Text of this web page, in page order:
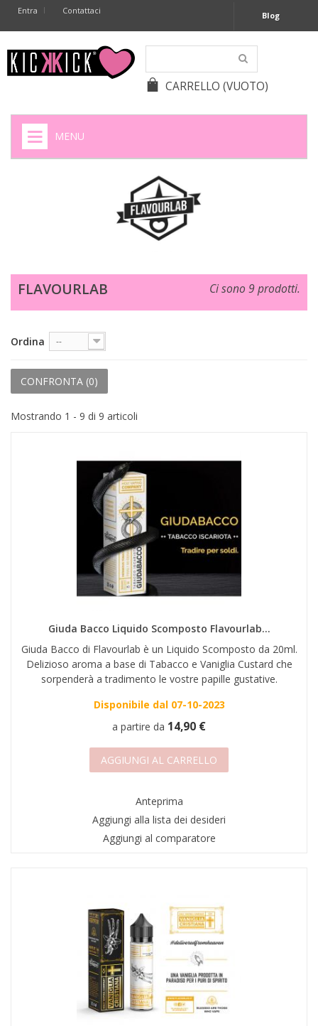
Entra Contattaci Blog
CARRELLO (VUOTO)
MENU
SIGARETTE ELETTRONICHE
+
BATTERIE
FORNITURE ESTETICA
SEXY SHOP
CASA E CUCINA
PROMOZIONI E COUPON
AREA RIVENDITORI
DICONO DI NOI
FLAVOURLAB Ci sono 9 prodotti.
Ordina --
CONFRONTA (0)
Mostrando 1 - 9 di 9 articoli
Giuda Bacco Liquido Scomposto Flavourlab...
Giuda Bacco di Flavourlab è un Liquido Scomposto da 20ml.
Delizioso aroma a base di Tabacco e Vaniglia Custard che
sorpenderà a tradimento le vostre papille gustative.
Disponibile dal 07-10-2023
a partire da 14,90 €
AGGIUNGI AL CARRELLO
Anteprima
Aggiungi alla lista dei desideri
Aggiungi al comparatore